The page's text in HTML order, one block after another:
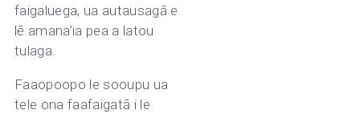
faigaluega, ua autausagā e
lē amana’ia pea a latou
tulaga.
Faaopoopo le sooupu ua
tele ona faafaigatā i le